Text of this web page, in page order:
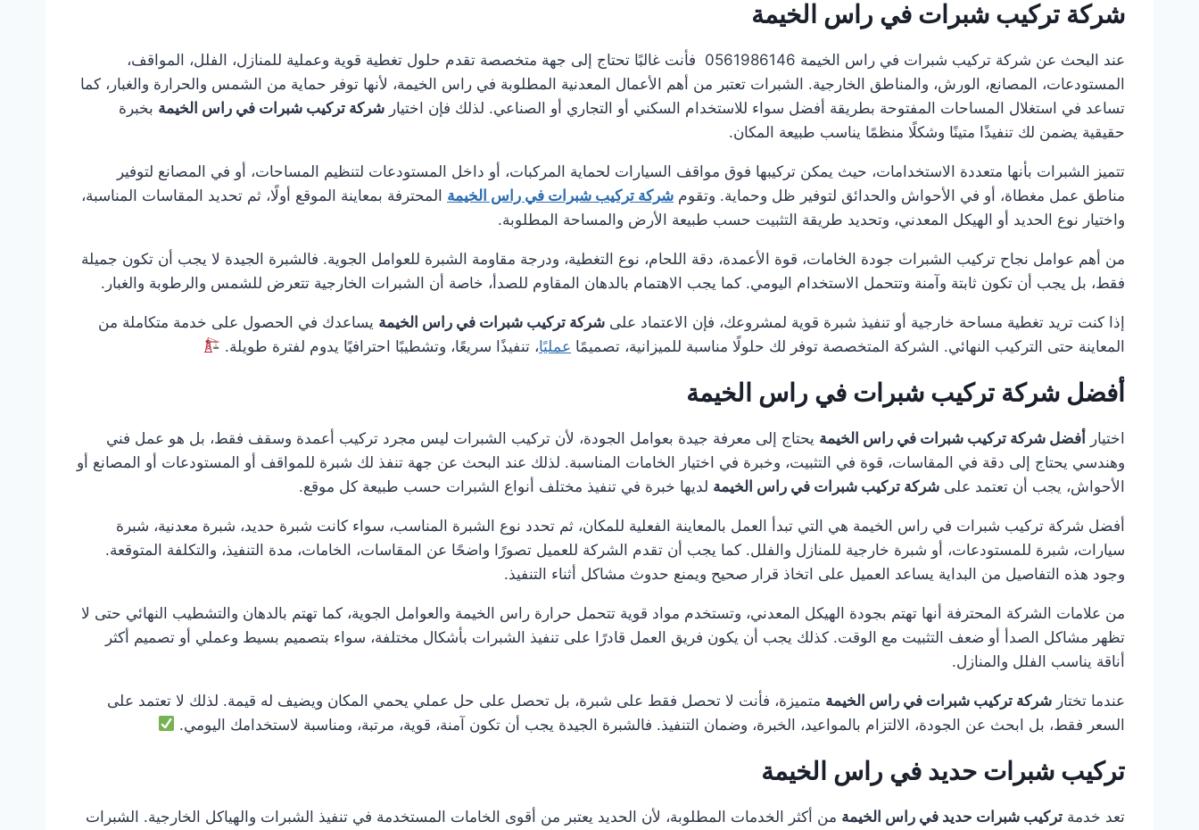
شركة تركيب شبرات في راس الخيمة
عند البحث عن شركة تركيب شبرات في راس الخيمة 0561986146 فأنت غالبًا تحتاج إلى جهة متخصصة تقدم حلول تغطية قوية وعملية للمنازل، الفلل، المواقف،
المستودعات، المصانع، الورش، والمناطق الخارجية. الشبرات تعتبر من أهم الأعمال المعدنية المطلوبة في راس الخيمة، لأنها توفر حماية من الشمس والحرارة والغبار، كما
تساعد في استغلال المساحات المفتوحة بطريقة أفضل سواء للاستخدام السكني أو التجاري أو الصناعي. لذلك فإن اختيار شركة تركيب شبرات في راس الخيمة بخبرة
حقيقية يضمن لك تنفيذًا متينًا وشكلًا منظمًا يناسب طبيعة المكان.
تتميز الشبرات بأنها متعددة الاستخدامات، حيث يمكن تركيبها فوق مواقف السيارات لحماية المركبات، أو داخل المستودعات لتنظيم المساحات، أو في المصانع لتوفير
مناطق عمل مغطاة، أو في الأحواش والحدائق لتوفير ظل وحماية. وتقوم شركة تركيب شبرات في راس الخيمة المحترفة بمعاينة الموقع أولًا، ثم تحديد المقاسات المناسبة،
واختيار نوع الحديد أو الهيكل المعدني، وتحديد طريقة التثبيت حسب طبيعة الأرض والمساحة المطلوبة.
من أهم عوامل نجاح تركيب الشبرات جودة الخامات، قوة الأعمدة، دقة اللحام، نوع التغطية، ودرجة مقاومة الشبرة للعوامل الجوية. فالشبرة الجيدة لا يجب أن تكون جميلة
فقط، بل يجب أن تكون ثابتة وآمنة وتتحمل الاستخدام اليومي. كما يجب الاهتمام بالدهان المقاوم للصدأ، خاصة أن الشبرات الخارجية تتعرض للشمس والرطوبة والغبار.
إذا كنت تريد تغطية مساحة خارجية أو تنفيذ شبرة قوية لمشروعك، فإن الاعتماد على شركة تركيب شبرات في راس الخيمة يساعدك في الحصول على خدمة متكاملة من
المعاينة حتى التركيب النهائي. الشركة المتخصصة توفر لك حلولًا مناسبة للميزانية، تصميمًا عمليًا، تنفيذًا سريعًا، وتشطيبًا احترافيًا يدوم لفترة طويلة.
أفضل شركة تركيب شبرات في راس الخيمة
اختيار أفضل شركة تركيب شبرات في راس الخيمة يحتاج إلى معرفة جيدة بعوامل الجودة، لأن تركيب الشبرات ليس مجرد تركيب أعمدة وسقف فقط، بل هو عمل فني
وهندسي يحتاج إلى دقة في المقاسات، قوة في التثبيت، وخبرة في اختيار الخامات المناسبة. لذلك عند البحث عن جهة تنفذ لك شبرة للمواقف أو المستودعات أو المصانع أو
الأحواش، يجب أن تعتمد على شركة تركيب شبرات في راس الخيمة لديها خبرة في تنفيذ مختلف أنواع الشبرات حسب طبيعة كل موقع.
أفضل شركة تركيب شبرات في راس الخيمة هي التي تبدأ العمل بالمعاينة الفعلية للمكان، ثم تحدد نوع الشبرة المناسب، سواء كانت شبرة حديد، شبرة معدنية، شبرة
سيارات، شبرة للمستودعات، أو شبرة خارجية للمنازل والفلل. كما يجب أن تقدم الشركة للعميل تصورًا واضحًا عن المقاسات، الخامات، مدة التنفيذ، والتكلفة المتوقعة.
وجود هذه التفاصيل من البداية يساعد العميل على اتخاذ قرار صحيح ويمنع حدوث مشاكل أثناء التنفيذ.
من علامات الشركة المحترفة أنها تهتم بجودة الهيكل المعدني، وتستخدم مواد قوية تتحمل حرارة راس الخيمة والعوامل الجوية، كما تهتم بالدهان والتشطيب النهائي حتى لا
تظهر مشاكل الصدأ أو ضعف التثبيت مع الوقت. كذلك يجب أن يكون فريق العمل قادرًا على تنفيذ الشبرات بأشكال مختلفة، سواء بتصميم بسيط وعملي أو تصميم أكثر
أناقة يناسب الفلل والمنازل.
عندما تختار شركة تركيب شبرات في راس الخيمة متميزة، فأنت لا تحصل فقط على شبرة، بل تحصل على حل عملي يحمي المكان ويضيف له قيمة. لذلك لا تعتمد على
السعر فقط، بل ابحث عن الجودة، الالتزام بالمواعيد، الخبرة، وضمان التنفيذ. فالشبرة الجيدة يجب أن تكون آمنة، قوية، مرتبة، ومناسبة لاستخدامك اليومي.
تركيب شبرات حديد في راس الخيمة
تعد خدمة تركيب شبرات حديد في راس الخيمة من أكثر الخدمات المطلوبة، لأن الحديد يعتبر من أقوى الخامات المستخدمة في تنفيذ الشبرات والهياكل الخارجية. الشبرات